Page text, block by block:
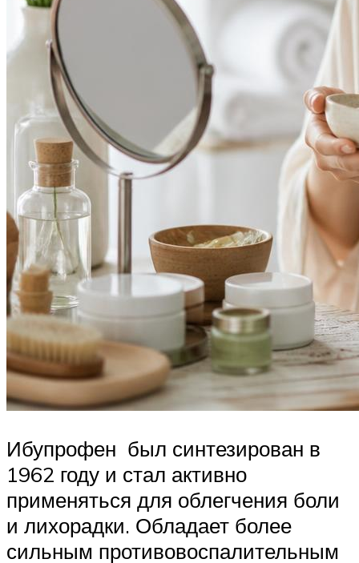
Ибупрофен был синтезирован в
1962 году и стал активно
применяться для облегчения боли
и лихорадки. Обладает более
сильным противовоспалительным